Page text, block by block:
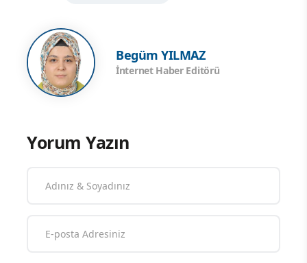
Begüm YILMAZ
İnternet Haber Editörü
Yorum Yazın